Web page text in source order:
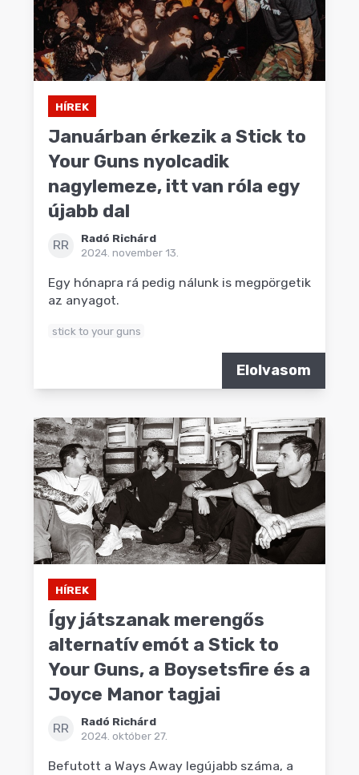
HÍREK
Januárban érkezik a Stick to
Your Guns nyolcadik
nagylemeze, itt van róla egy
újabb dal
RR
Radó Richárd
2024. november 13.
Egy hónapra rá pedig nálunk is megpörgetik
az anyagot.
stick to your guns
Elolvasom
HÍREK
Így játszanak merengős
alternatív emót a Stick to
Your Guns, a Boysetsfire és a
Joyce Manor tagjai
RR
Radó Richárd
2024. október 27.
Befutott a Ways Away legújabb száma, a